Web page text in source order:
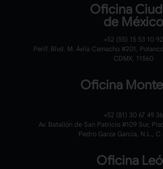
Oficina
de México
+52 (55) 15 53 10 92
Perif. Blvd. M. Ávila Camacho #201,
CDMX, 11560
Oficina
+52 (81) 30 67 49 36
Av. Batallón de San Patricio #109 Sur,
Pedro Garza García, N.L.,
Oficina